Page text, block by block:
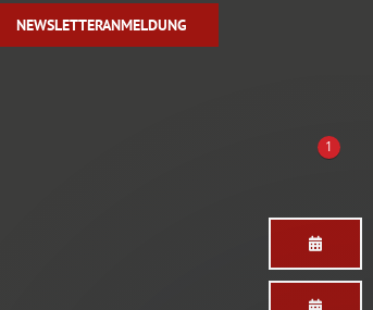
NEWSLETTERANMELDUNG
1